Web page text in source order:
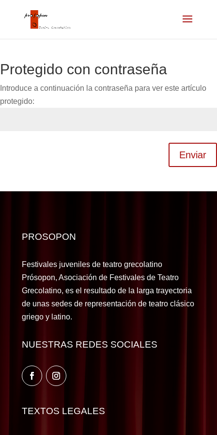
Protegido con contraseña
Introduce a continuación la contraseña para ver este artículo
protegido:
Enviar
PROSOPON
Festivales juveniles de teatro grecolatino
Prósopon, Asociación de Festivales de Teatro
Grecolatino, es el resultado de la larga trayectoria
de unas sedes de representación de teatro clásico
griego y latino.
NUESTRAS REDES SOCIALES
TEXTOS LEGALES